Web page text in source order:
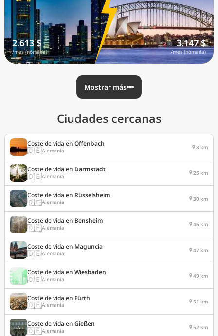
2.613 $
/mes (nómada)
3.147 $
/mes (nómada)
Mostrar más
Ciudades cercanas
Coste de vida en Offenbach
🇩🇪Alemania 8 km
Coste de vida en Darmstadt
🇩🇪Alemania 25 km
Coste de vida en Rüsselsheim
🇩🇪Alemania 30 km
Coste de vida en Bensheim
🇩🇪Alemania 46 km
Coste de vida en Maguncia
🇩🇪Alemania 47 km
Coste de vida en Wiesbaden
🇩🇪Alemania 49 km
Coste de vida en Fürth
🇩🇪Alemania 51 km
Coste de vida en Gießen
🇩🇪Alemania 52 km